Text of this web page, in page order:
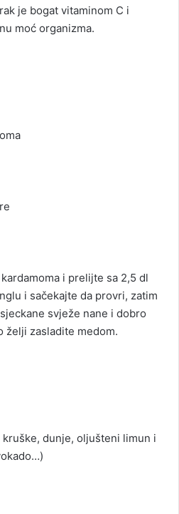
je bogat vitaminom C i
moć organizma.
i prelijte sa 2,5 dl
i sačekajte da provri, zatim
svježe nane i dobro
želji zasladite medom.
dunje, oljušteni limun i